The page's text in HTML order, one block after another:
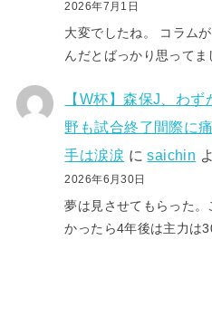
2026年7月1日
大変でしたね。 コラム
んだとばっかり思ってま
【W杯】森保J、わ
野も試合終了間際に
手は涙涙 にsaichin
2026年6月30日
夢は見させてもらった
かったら4年後は主力は